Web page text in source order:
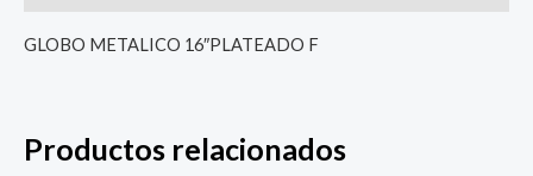
GLOBO METALICO 16″PLATEADO F
Productos relacionados